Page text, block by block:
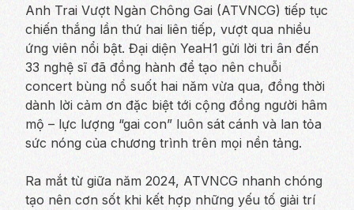
Anh Trai Vượt Ngàn Chông Gai (ATVNCG) tiếp tục
chiến thắng lần thứ hai liên tiếp, vượt qua nhiều
ứng viên nổi bật. Đại diện YeaH1 gửi lời tri ân đến
33 nghệ sĩ đã đồng hành để tạo nên chuỗi
concert bùng nổ suốt hai năm vừa qua, đồng thời
dành lời cảm ơn đặc biệt tới cộng đồng người hâm
mộ – lực lượng “gai con” luôn sát cánh và lan tỏa
sức nóng của chương trình trên mọi nền tảng.
Ra mắt từ giữa năm 2024, ATVNCG nhanh chóng
tạo nên cơn sốt khi kết hợp những yếu tố giải trí